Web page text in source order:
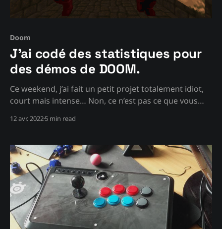
Doom
J'ai codé des statistiques pour
des démos de DOOM.
Ce weekend, j’ai fait un petit projet totalement idiot,
court mais intense… Non, ce n’est pas ce que vous
fonctionnalité plutôt intéressante… L’idée En
voulu savoir plus de détails
12 avr. 20225 min read